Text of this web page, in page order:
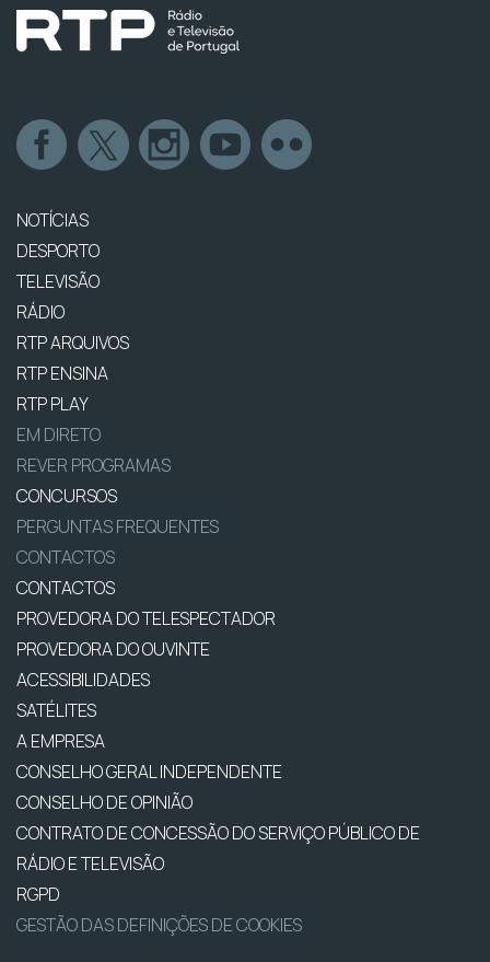
NOTÍCIAS
DESPORTO
TELEVISÃO
RÁDIO
RTP ARQUIVOS
RTP ENSINA
RTP PLAY
EM DIRETO
REVER PROGRAMAS
CONCURSOS
PERGUNTAS FREQUENTES
CONTACTOS
CONTACTOS
PROVEDORA DO TELESPECTADOR
PROVEDORA DO OUVINTE
ACESSIBILIDADES
SATÉLITES
A EMPRESA
CONSELHO GERAL INDEPENDENTE
CONSELHO DE OPINIÃO
CONTRATO DE CONCESSÃO DO SERVIÇO PÚBLICO DE
RÁDIO E TELEVISÃO
RGPD
GESTÃO DAS DEFINIÇÕES DE COOKIES